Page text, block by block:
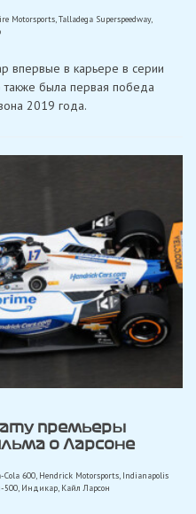
Motorsports,Talladega Superspeedway,
впервые в карьере в серии
также была первая победа
2019 года.
премьеры
о Ларсоне
Cola 600, Hendrick Motorsports, Indianapolis
500, Индикар, Кайл Ларсон